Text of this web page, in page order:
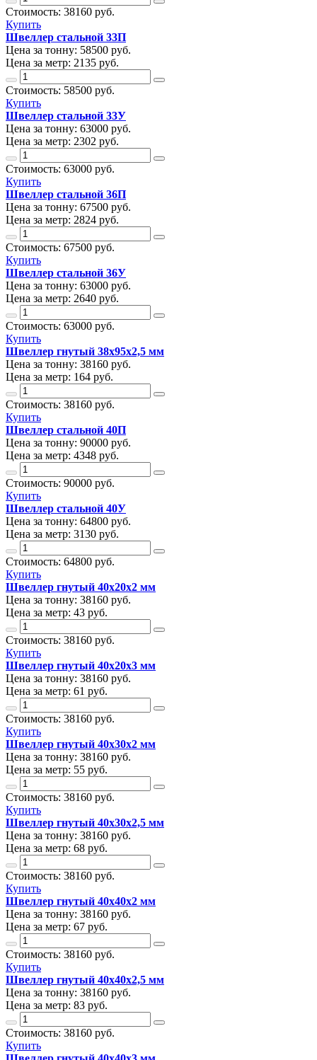
Стоимость: 38160 руб.
Купить
Швеллер стальной 33П
Цена за тонну: 58500 руб.
Цена за метр: 2135 руб.
Стоимость: 58500 руб.
Купить
Швеллер стальной 33У
Цена за тонну: 63000 руб.
Цена за метр: 2302 руб.
Стоимость: 63000 руб.
Купить
Швеллер стальной 36П
Цена за тонну: 67500 руб.
Цена за метр: 2824 руб.
Стоимость: 67500 руб.
Купить
Швеллер стальной 36У
Цена за тонну: 63000 руб.
Цена за метр: 2640 руб.
Стоимость: 63000 руб.
Купить
Швеллер гнутый 38х95х2,5 мм
Цена за тонну: 38160 руб.
Цена за метр: 164 руб.
Стоимость: 38160 руб.
Купить
Швеллер стальной 40П
Цена за тонну: 90000 руб.
Цена за метр: 4348 руб.
Стоимость: 90000 руб.
Купить
Швеллер стальной 40У
Цена за тонну: 64800 руб.
Цена за метр: 3130 руб.
Стоимость: 64800 руб.
Купить
Швеллер гнутый 40х20х2 мм
Цена за тонну: 38160 руб.
Цена за метр: 43 руб.
Стоимость: 38160 руб.
Купить
Швеллер гнутый 40х20х3 мм
Цена за тонну: 38160 руб.
Цена за метр: 61 руб.
Стоимость: 38160 руб.
Купить
Швеллер гнутый 40х30х2 мм
Цена за тонну: 38160 руб.
Цена за метр: 55 руб.
Стоимость: 38160 руб.
Купить
Швеллер гнутый 40х30х2,5 мм
Цена за тонну: 38160 руб.
Цена за метр: 68 руб.
Стоимость: 38160 руб.
Купить
Швеллер гнутый 40х40х2 мм
Цена за тонну: 38160 руб.
Цена за метр: 67 руб.
Стоимость: 38160 руб.
Купить
Швеллер гнутый 40х40х2,5 мм
Цена за тонну: 38160 руб.
Цена за метр: 83 руб.
Стоимость: 38160 руб.
Купить